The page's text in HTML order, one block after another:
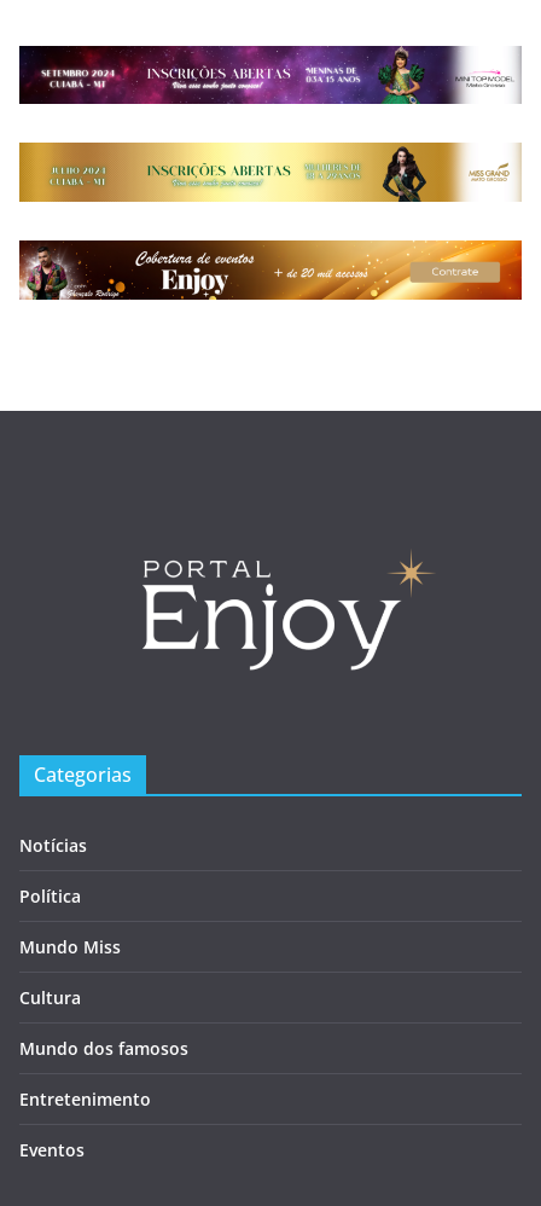
Categorias
Notícias
Política
Mundo Miss
Cultura
Mundo dos famosos
Entretenimento
Eventos